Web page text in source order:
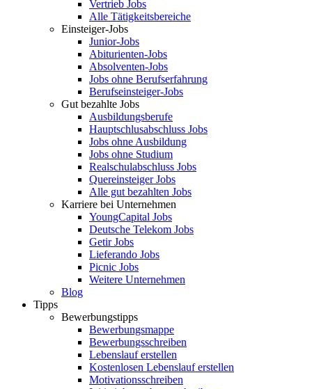
Vertrieb Jobs
Alle Tätigkeitsbereiche
Einsteiger-Jobs
Junior-Jobs
Abiturienten-Jobs
Absolventen-Jobs
Jobs ohne Berufserfahrung
Berufseinsteiger-Jobs
Gut bezahlte Jobs
Ausbildungsberufe
Hauptschlusabschluss Jobs
Jobs ohne Ausbildung
Jobs ohne Studium
Realschulabschluss Jobs
Quereinsteiger Jobs
Alle gut bezahlten Jobs
Karriere bei Unternehmen
YoungCapital Jobs
Deutsche Telekom Jobs
Getir Jobs
Lieferando Jobs
Picnic Jobs
Weitere Unternehmen
Blog
Tipps
Bewerbungstipps
Bewerbungsmappe
Bewerbungsschreiben
Lebenslauf erstellen
Kostenlosen Lebenslauf erstellen
Motivationsschreiben